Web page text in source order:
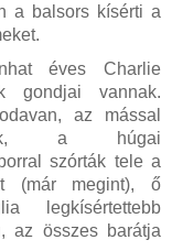
​a balsors kísérti a
éves Charlie
gondjai vannak.
az mással
a húgai
szórták tele a
(már megint), ő
legkísértettebb
az összes barátja